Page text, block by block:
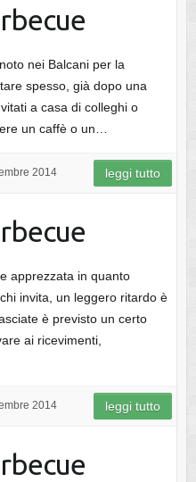
nei Balcani per la
spesso, già dopo una
a casa di colleghi o
un caffè o un…
2014 leggi tutto
apprezzata in quanto
invita, un leggero ritardo è
è previsto un certo
ai ricevimenti,
2014 leggi tutto